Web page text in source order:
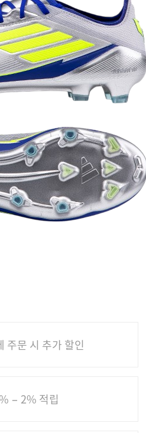
주문 시 추가 할인
− 2% 적립